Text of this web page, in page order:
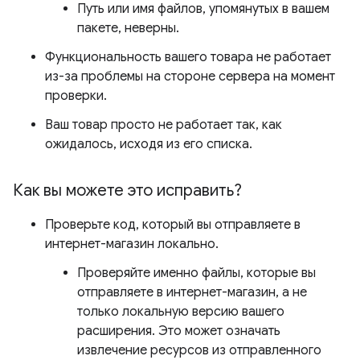
Путь или имя файлов, упомянутых в вашем
пакете, неверны.
Функциональность вашего товара не работает
из-за проблемы на стороне сервера на момент
проверки.
Ваш товар просто не работает так, как
ожидалось, исходя из его списка.
Как вы можете это исправить?
Проверьте код, который вы отправляете в
интернет-магазин локально.
Проверяйте именно файлы, которые вы
отправляете в интернет-магазин, а не
только локальную версию вашего
расширения. Это может означать
извлечение ресурсов из отправленного